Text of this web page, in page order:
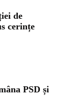
de
cerințe
PSD și